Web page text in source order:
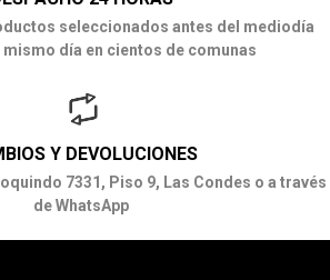
seleccionados antes del mediodía
mismo día en cientos de comunas
Y DEVOLUCIONES
7331, Piso 9, Las Condes o a través
de WhatsApp